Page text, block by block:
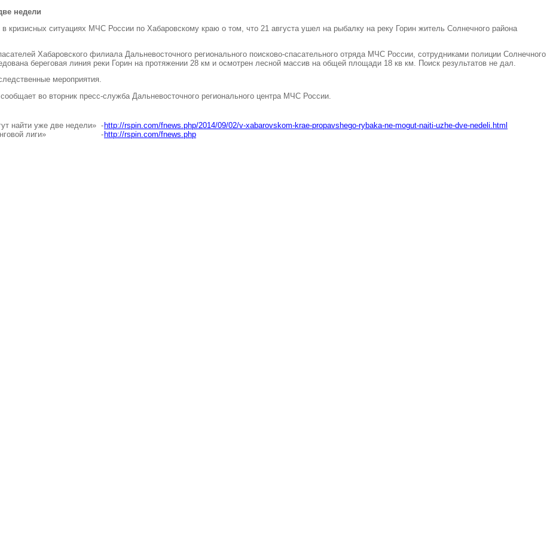
недели
кризисных ситуациях МЧС России по Хабаровскому краю о том что 21 августа ушел на рыбалку на реку Горин житель Солнечного района
Хабаровского филиала Дальневосточного регионального поисково-спасательного отряда МЧС России сотрудниками полиции Солнечного
береговая линия реки Горин на протяжении 28 км и осмотрен лесной массив на общей площади 18 кв км. Поиск результатов не дал.
мероприятия.
сообщает во вторник пресс-служба Дальневосточного регионального центра МЧС России.
найти уже две недели» - http://rspin.com/fnews.php/2014/09/02/v-xabarovskom-krae-propavshego-rybaka-ne-mogut-naiti-uzhe-dve-nedeli.html
лиги»
- http://rspin.com/fnews.php